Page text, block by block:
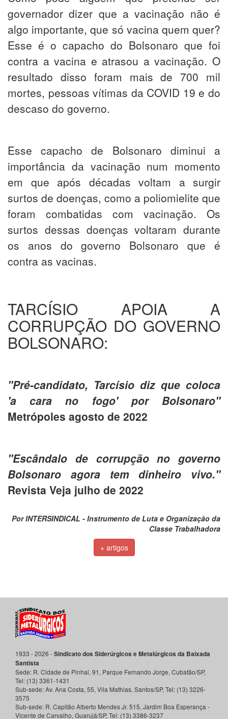
governador dizer que a vacinação não é
algo importante, que só vacina quem quer?
Esse é o capacho do Bolsonaro que foi
contra a vacina e atrasou a vacinação. O
resultado disso foram mais de 700 mil
mortes, pessoas vítimas da COVID 19 e do
descaso do governo.
Esse capacho de Bolsonaro diminui a
importância da vacinação num momento
em que após décadas voltam a surgir
surtos de doenças, como a poliomielite que
foram combatidas com vacinação. Os
surtos dessas doenças voltaram durante
os anos do governo Bolsonaro que é
contra as vacinas.
TARCÍSIO APOIA A
CORRUPÇÃO DO GOVERNO
BOLSONARO:
"Pré-candidato, Tarcísio diz que coloca
'a cara no fogo' por Bolsonaro"
Metrópoles agosto de 2022
"Escândalo de corrupção no governo
Bolsonaro agora tem dinheiro vivo."
Revista Veja julho de 2022
Por INTERSINDICAL - Instrumento de Luta e Organização da
Classe Trabalhadora
+ artigos
1933 - 2026 -Sindicato dos Siderúrgicos e Metalúrgicos da Baixada
Santista
Sede: R. Cidade de Pinhal, 91, Parque Fernando Jorge, Cubatão/SP,
Tel: (13) 3361-1431
Sub-sede:Av. Ana Costa, 55, Vila Mathias, Santos/SP, Tel: (13) 3226-
3575
Sub-sede: R. Capitão Alberto Mendes Jr. 515, Jardim Boa Esperança -
Vicente de Carvalho, Guarujá/SP, Tel: (13) 3386-3237